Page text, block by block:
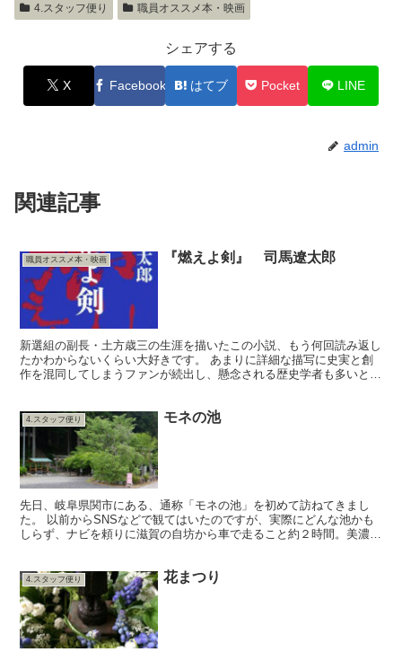
4.スタッフ便り 職員オススメ本・映画
シェアする
X Facebook はてブ Pocket LINE
admin
関連記事
職員オススメ本・映画 『燃えよ剣』 司馬遼太郎
新選組の副長・土方歳三の生涯を描いたこの小説、もう何回読み返し
たかわからないくらい大好きです。 あまりに詳細な描写に史実と創
作を混同してしまうファンが続出し、懸念される歴史学者も多いと聞
4.スタッフ便り モネの池
先日、岐阜県関市にある、通称「モネの池」を初めて訪ねてきまし
た。 以前からSNSなどで観てはいたのですが、実際にどんな池かも
しらず、ナビを頼りに滋賀の自坊から車で走ること約２時間。美濃イ
4.スタッフ便り 花まつり